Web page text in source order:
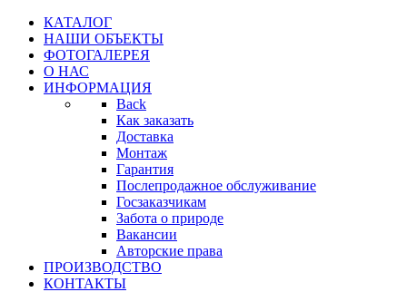
КАТАЛОГ
НАШИ ОБЪЕКТЫ
ФОТОГАЛЕРЕЯ
О НАС
ИНФОРМАЦИЯ
Back
Как заказать
Доставка
Монтаж
Гарантия
Послепродажное обслуживание
Госзаказчикам
Забота о природе
Вакансии
Авторские права
ПРОИЗВОДСТВО
КОНТАКТЫ